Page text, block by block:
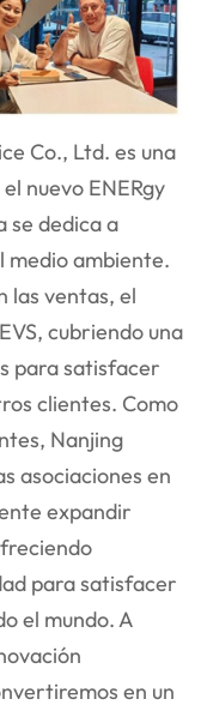
Co., Ltd. es una
nuevo ENERgy
se dedica a
medio ambiente.
las ventas, el
cubriendo una
para satisfacer
clientes. Como
Nanjing
asociaciones en
expandir
para satisfacer
el mundo. A
en un